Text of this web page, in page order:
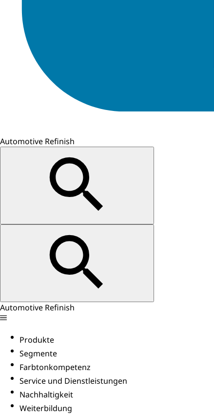
Automotive Refinish
Automotive Refinish
Produkte
Segmente
Farbtonkompetenz
Service und Dienstleistungen
Nachhaltigkeit
Weiterbildung